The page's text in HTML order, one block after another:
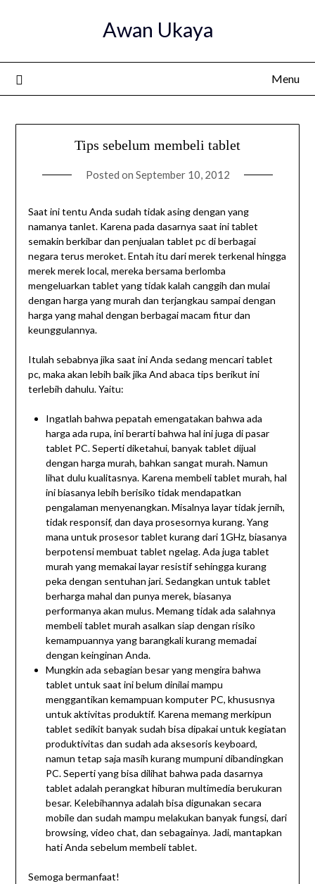
Awan Ukaya
Menu
Tips sebelum membeli tablet
Posted on September 10, 2012
Saat ini tentu Anda sudah tidak asing dengan yang
namanya tanlet. Karena pada dasarnya saat ini tablet
semakin berkibar dan penjualan tablet pc di berbagai
negara terus meroket. Entah itu dari merek terkenal hingga
merek merek local, mereka bersama berlomba
mengeluarkan tablet yang tidak kalah canggih dan mulai
dengan harga yang murah dan terjangkau sampai dengan
harga yang mahal dengan berbagai macam fitur dan
keunggulannya.
Itulah sebabnya jika saat ini Anda sedang mencari tablet
pc, maka akan lebih baik jika And abaca tips berikut ini
terlebih dahulu. Yaitu:
Ingatlah bahwa pepatah emengatakan bahwa ada
harga ada rupa, ini berarti bahwa hal ini juga di pasar
tablet PC. Seperti diketahui, banyak tablet dijual
dengan harga murah, bahkan sangat murah. Namun
lihat dulu kualitasnya. Karena membeli tablet murah, hal
ini biasanya lebih berisiko tidak mendapatkan
pengalaman menyenangkan. Misalnya layar tidak jernih,
tidak responsif, dan daya prosesornya kurang. Yang
mana untuk prosesor tablet kurang dari 1GHz, biasanya
berpotensi membuat tablet ngelag. Ada juga tablet
murah yang memakai layar resistif sehingga kurang
peka dengan sentuhan jari. Sedangkan untuk tablet
berharga mahal dan punya merek, biasanya
performanya akan mulus. Memang tidak ada salahnya
membeli tablet murah asalkan siap dengan risiko
kemampuannya yang barangkali kurang memadai
dengan keinginan Anda.
Mungkin ada sebagian besar yang mengira bahwa
tablet untuk saat ini belum dinilai mampu
menggantikan kemampuan komputer PC, khususnya
untuk aktivitas produktif. Karena memang merkipun
tablet sedikit banyak sudah bisa dipakai untuk kegiatan
produktivitas dan sudah ada aksesoris keyboard,
namun tetap saja masih kurang mumpuni dibandingkan
PC. Seperti yang bisa dilihat bahwa pada dasarnya
tablet adalah perangkat hiburan multimedia berukuran
besar. Kelebihannya adalah bisa digunakan secara
mobile dan sudah mampu melakukan banyak fungsi, dari
browsing, video chat, dan sebagainya. Jadi, mantapkan
hati Anda sebelum membeli tablet.
Semoga bermanfaat!